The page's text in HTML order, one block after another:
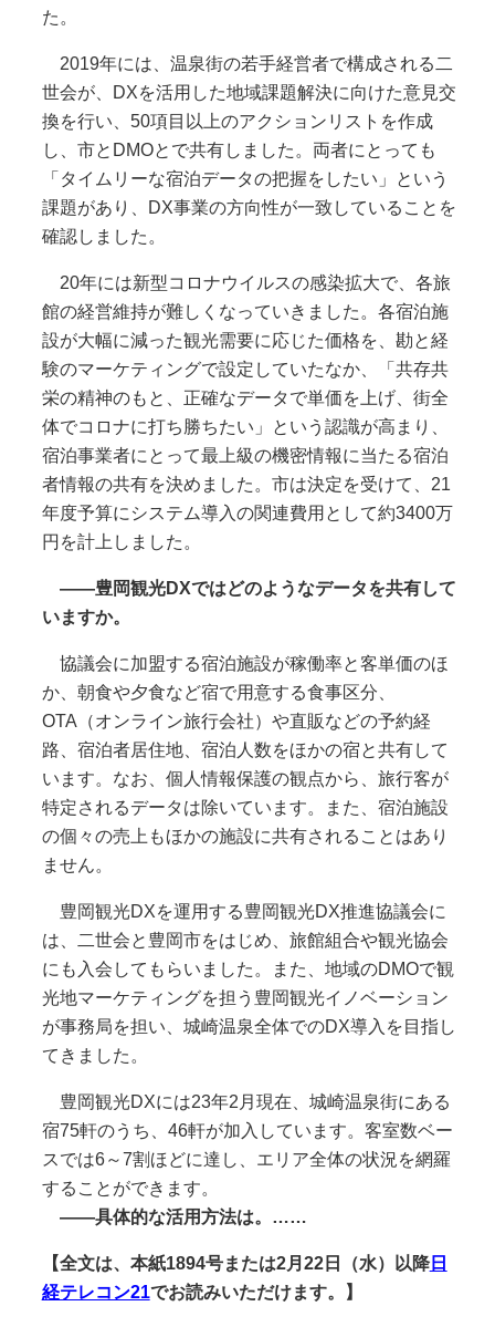
た。
2019年には、温泉街の若手経営者で構成される二
世会が、DXを活用した地域課題解決に向けた意見交
換を行い、50項目以上のアクションリストを作成
し、市とDMOとで共有しました。両者にとっても
「タイムリーな宿泊データの把握をしたい」という
課題があり、DX事業の方向性が一致していることを
確認しました。
20年には新型コロナウイルスの感染拡大で、各旅
館の経営維持が難しくなっていきました。各宿泊施
設が大幅に減った観光需要に応じた価格を、勘と経
験のマーケティングで設定していたなか、「共存共
栄の精神のもと、正確なデータで単価を上げ、街全
体でコロナに打ち勝ちたい」という認識が高まり、
宿泊事業者にとって最上級の機密情報に当たる宿泊
者情報の共有を決めました。市は決定を受けて、21
年度予算にシステム導入の関連費用として約3400万
円を計上しました。
――豊岡観光DXではどのようなデータを共有して
いますか。
協議会に加盟する宿泊施設が稼働率と客単価のほ
か、朝食や夕食など宿で用意する食事区分、
OTA（オンライン旅行会社）や直販などの予約経
路、宿泊者居住地、宿泊人数をほかの宿と共有して
います。なお、個人情報保護の観点から、旅行客が
特定されるデータは除いています。また、宿泊施設
の個々の売上もほかの施設に共有されることはあり
ません。
豊岡観光DXを運用する豊岡観光DX推進協議会に
は、二世会と豊岡市をはじめ、旅館組合や観光協会
にも入会してもらいました。また、地域のDMOで観
光地マーケティングを担う豊岡観光イノベーション
が事務局を担い、城崎温泉全体でのDX導入を目指し
てきました。
豊岡観光DXには23年2月現在、城崎温泉街にある
宿75軒のうち、46軒が加入しています。客室数ベー
スでは6～7割ほどに達し、エリア全体の状況を網羅
することができます。
――具体的な活用方法は。……
【全文は、本紙1894号または2月22日（水）以降日
経テレコン21でお読みいただけます。】